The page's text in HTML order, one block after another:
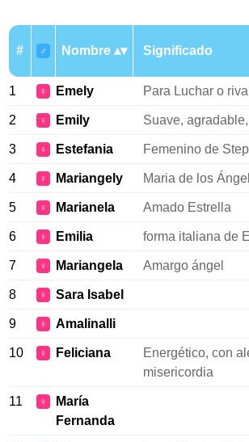
# ♂ Nombre Significado
1 ♀ Emely Para Luchar o
2 ♀ Emily Suave,
3 ♀ Estefania Femenino de
4 ♀ Mariangely Maria de los
5 ♀ Marianela Amado Estrella
6 ♀ Emilia forma italiana de
7 ♀ Mariangela Amargo ángel
8 ♀ Sara Isabel
9 ♀ Amalinalli
10 ♀ Feliciana
Energético, con
misericordia
11 ♀
María
Fernanda